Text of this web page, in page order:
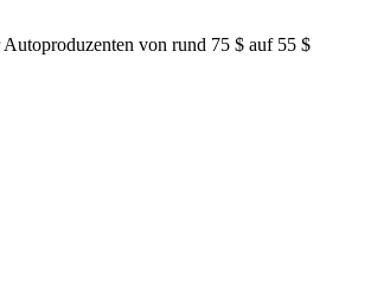
von rund 75 $ auf 55 $